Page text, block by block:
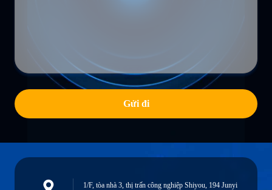
Gửi đi
1/F, tòa nhà 3, thị trấn công nghiệp Shiyou, 194 Junyi